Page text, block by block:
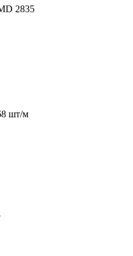
2835
шт/м